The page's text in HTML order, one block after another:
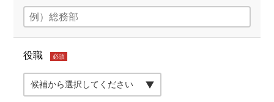
役職 必須